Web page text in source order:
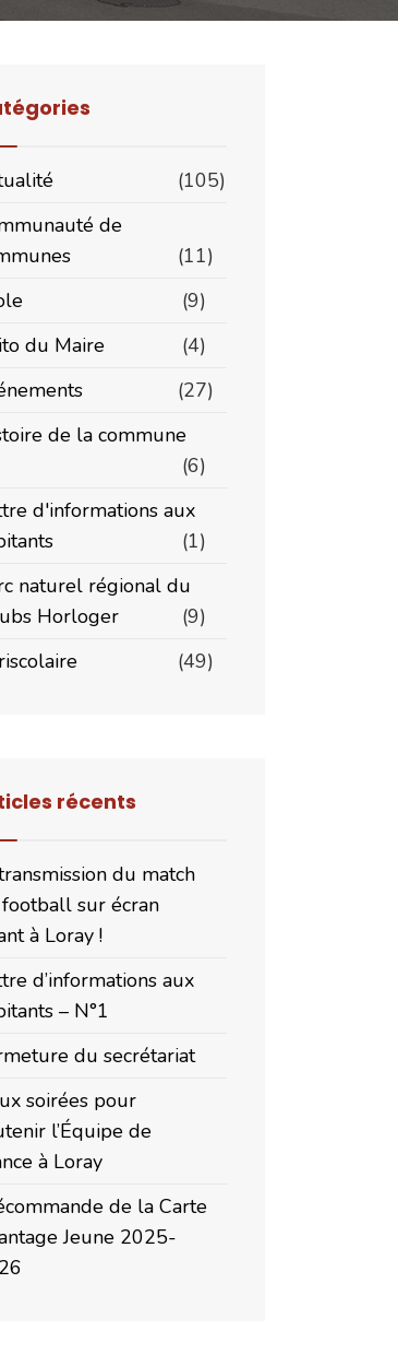
(105)
de
(11)
(9)
du Maire
(4)
(27)
de la commune
(6)
d'informations aux
(1)
naturel régional du
Horloger
(9)
(49)
récents
du match
sur écran
à Loray !
d’informations aux
– N°1
du secrétariat
soirées pour
l’Équipe de
à Loray
de la Carte
Jeune 2025-